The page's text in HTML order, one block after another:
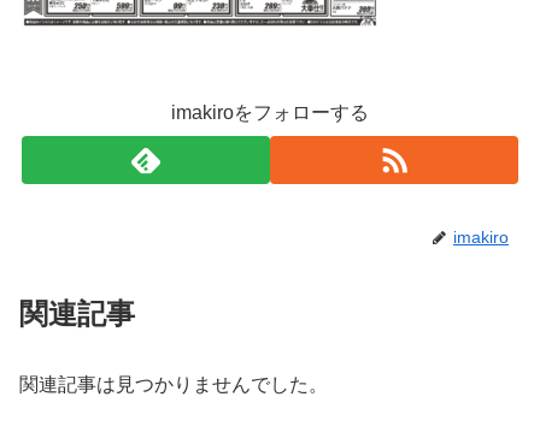
imakiroをフォローする
imakiro
関連記事
関連記事は見つかりませんでした。